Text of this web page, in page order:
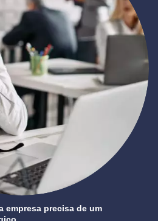
empresa precisa de um